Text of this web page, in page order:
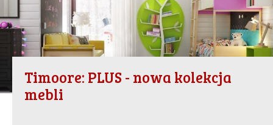
Timoore: PLUS - nowa kolekcja
mebli